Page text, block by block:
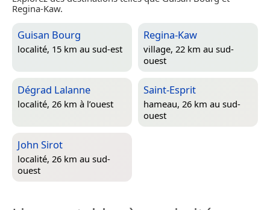
Regina-Kaw.
Guisan Bourg
localité, 15 km au sud-est
Regina-Kaw
village, 22 km au sud-
ouest
Dégrad Lalanne
localité, 26 km à l’ouest
Saint-Esprit
hameau, 26 km au sud-
ouest
John Sirot
localité, 26 km au sud-
ouest